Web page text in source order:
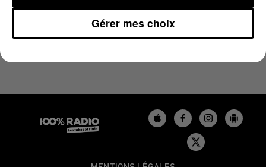
Gérer mes choix